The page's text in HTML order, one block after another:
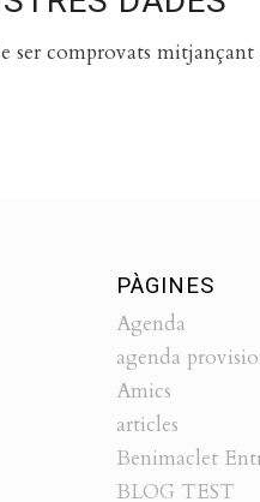
ser comprovats
PÀGINES
Agenda
agenda
Amics
articles
Benimaclet
BLOG TEST